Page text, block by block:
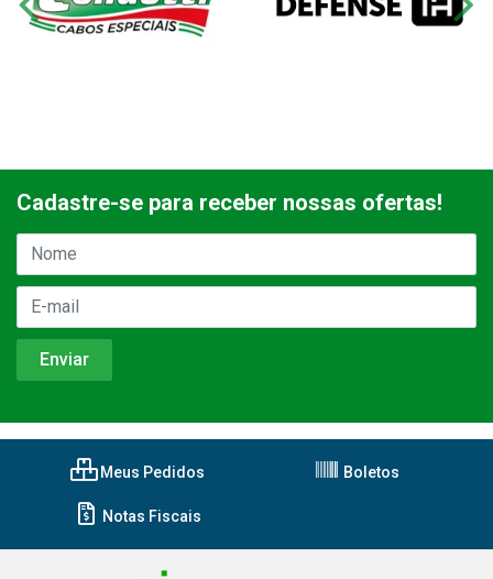
Cadastre-se para receber nossas ofertas!
Meus Pedidos Boletos
Notas Fiscais